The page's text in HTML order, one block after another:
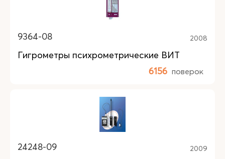
9364-08 2008
Гигрометры психрометрические ВИТ
6156 поверок
24248-09 2009